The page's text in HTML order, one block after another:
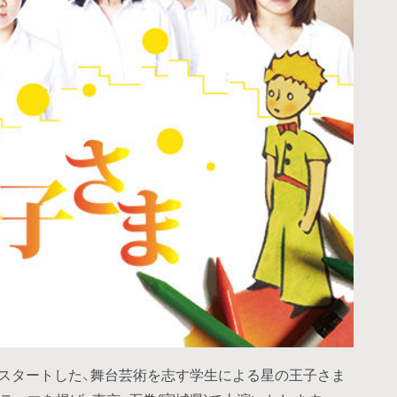
タートした、舞台芸術を志す学生による星の王子さま